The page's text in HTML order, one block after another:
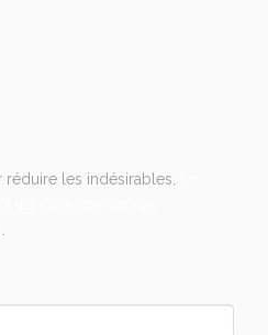
les indésirables.